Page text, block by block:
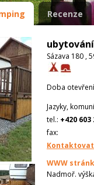
Recenze
Sázava 180 ,
Doba
Jazyky,
tel.: +420 603
fax:
WWW
Nadmoř.